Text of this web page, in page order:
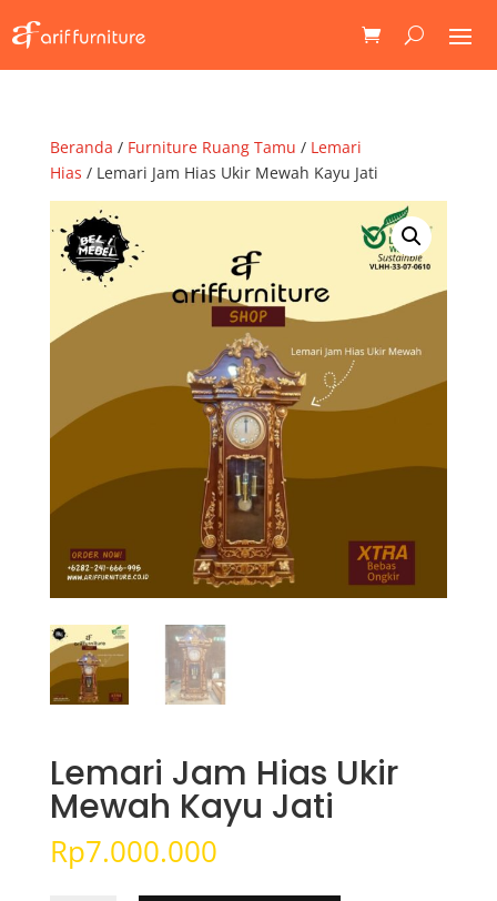
Beranda / Furniture Ruang Tamu / Lemari
Hias / Lemari Jam Hias Ukir Mewah Kayu Jati
Lemari Jam Hias Ukir
Mewah Kayu Jati
Rp7.000.000